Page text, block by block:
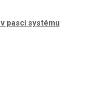
pasci systému